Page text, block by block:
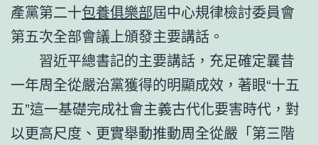
產黨第二十包養俱樂部屆中心規律檢討委員會
第五次全部會議上頒發主要講話。
習近平總書記的主要講話，充足確定曩昔
一年周全從嚴治黨獲得的明顯成效，著眼“十五
五”這一基礎完成社會主義古代化要害時代，對
以更高尺度、更實舉動推動周全從嚴「第三階